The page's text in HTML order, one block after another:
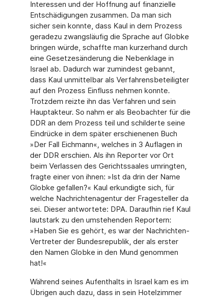
Interessen und der Hoffnung auf finanzielle
Entschädigungen zusammen. Da man sich
sicher sein konnte, dass Kaul in dem Prozess
geradezu zwangsläufig die Sprache auf Globke
bringen würde, schaffte man kurzerhand durch
eine Gesetzesänderung die Nebenklage in
Israel ab. Dadurch war zumindest gebannt,
dass Kaul unmittelbar als Verfahrensbeteiligter
auf den Prozess Einfluss nehmen konnte.
Trotzdem reizte ihn das Verfahren und sein
Hauptakteur. So nahm er als Beobachter für die
DDR an dem Prozess teil und schilderte seine
Eindrücke in dem später erschienenen Buch
»Der Fall Eichmann«, welches in 3 Auflagen in
der DDR erschien. Als ihn Reporter vor Ort
beim Verlassen des Gerichtssaales umringten,
fragte einer von ihnen: »Ist da drin der Name
Globke gefallen?« Kaul erkundigte sich, für
welche Nachrichtenagentur der Fragesteller da
sei. Dieser antwortete: DPA. Daraufhin rief Kaul
lautstark zu den umstehenden Reportern:
»Haben Sie es gehört, es war der Nachrichten-
Vertreter der Bundesrepublik, der als erster
den Namen Globke in den Mund genommen
hat!«
Während seines Aufenthalts in Israel kam es im
Übrigen auch dazu, dass in sein Hotelzimmer